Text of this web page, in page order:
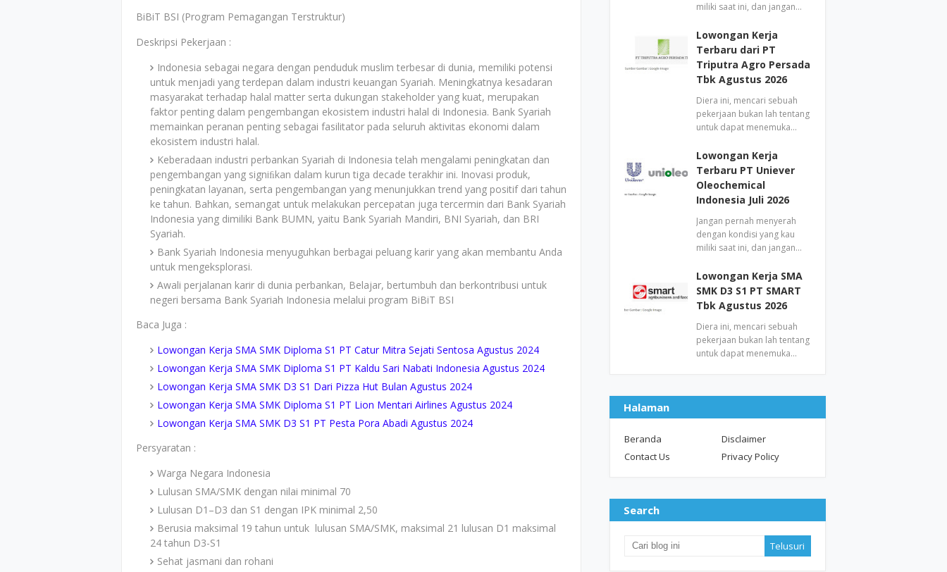
BiBiT BSI (Program Pemagangan Terstruktur)
Deskripsi Pekerjaan :
Indonesia sebagai negara dengan penduduk muslim terbesar di dunia, memiliki potensi
untuk menjadi yang terdepan dalam industri keuangan Syariah. Meningkatnya kesadaran
masyarakat terhadap halal matter serta dukungan stakeholder yang kuat, merupakan
faktor penting dalam pengembangan ekosistem industri halal di Indonesia. Bank Syariah
memainkan peranan penting sebagai fasilitator pada seluruh aktivitas ekonomi dalam
ekosistem industri halal.
Keberadaan industri perbankan Syariah di Indonesia telah mengalami peningkatan dan
pengembangan yang signiﬁkan dalam kurun tiga decade terakhir ini. Inovasi produk,
peningkatan layanan, serta pengembangan yang menunjukkan trend yang positif dari tahun
ke tahun. Bahkan, semangat untuk melakukan percepatan juga tercermin dari Bank Syariah
Indonesia yang dimiliki Bank BUMN, yaitu Bank Syariah Mandiri, BNI Syariah, dan BRI
Syariah.
Bank Syariah Indonesia menyuguhkan berbagai peluang karir yang akan membantu Anda
untuk mengeksplorasi.
Awali perjalanan karir di dunia perbankan, Belajar, bertumbuh dan berkontribusi untuk
negeri bersama Bank Syariah Indonesia melalui program BiBiT BSI
Baca Juga :
Lowongan Kerja SMA SMK Diploma S1 PT Catur Mitra Sejati Sentosa Agustus 2024
Lowongan Kerja SMA SMK Diploma S1 PT Kaldu Sari Nabati Indonesia Agustus 2024
Lowongan Kerja SMA SMK D3 S1 Dari Pizza Hut Bulan Agustus 2024
Lowongan Kerja SMA SMK Diploma S1 PT Lion Mentari Airlines Agustus 2024
Lowongan Kerja SMA SMK D3 S1 PT Pesta Pora Abadi Agustus 2024
Persyaratan :
Warga Negara Indonesia
Lulusan SMA/SMK dengan nilai minimal 70
Lulusan D1–D3 dan S1 dengan IPK minimal 2,50
Berusia maksimal 19 tahun untuk lulusan SMA/SMK, maksimal 21 lulusan D1 maksimal
24 tahun D3-S1
Sehat jasmani dan rohani
miliki saat ini, dan jangan…
Lowongan Kerja
Terbaru dari PT
Triputra Agro Persada
Tbk Agustus 2026
Diera ini, mencari sebuah
pekerjaan bukan lah tentang
untuk dapat menemuka…
Lowongan Kerja
Terbaru PT Uniever
Oleochemical
Indonesia Juli 2026
Jangan pernah menyerah
dengan kondisi yang kau
miliki saat ini, dan jangan…
Lowongan Kerja SMA
SMK D3 S1 PT SMART
Tbk Agustus 2026
Diera ini, mencari sebuah
pekerjaan bukan lah tentang
untuk dapat menemuka…
Halaman
Beranda
Disclaimer
Contact Us
Privacy Policy
Search